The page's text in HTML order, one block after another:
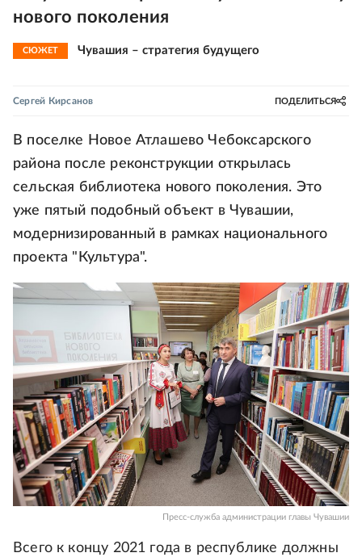
нового поколения
СЮЖЕТ Чувашия – стратегия будущего
Сергей Кирсанов ПОДЕЛИТЬСЯ
В поселке Новое Атлашево Чебоксарского
района после реконструкции открылась
сельская библиотека нового поколения. Это
уже пятый подобный объект в Чувашии,
модернизированный в рамках национального
проекта "Культура".
Пресс-служба администрации главы Чувашии
Всего к концу 2021 года в республике должны